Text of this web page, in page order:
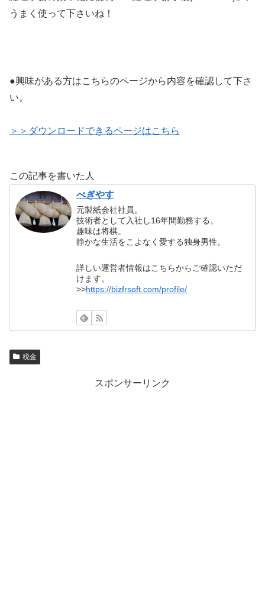
うまく使って下さいね！
●興味がある方はこちらのページから内容を確認して下さ
い。
＞＞ダウンロードできるページはこちら
この記事を書いた人
べぎやす
元製紙会社社員。
技術者として入社し16年間勤務する。
趣味は将棋。
静かな生活をこよなく愛する独身男性。
詳しい運営者情報はこちらからご確認いただ
けます。
>>https://bizfrsoft.com/profile/
税金
スポンサーリンク